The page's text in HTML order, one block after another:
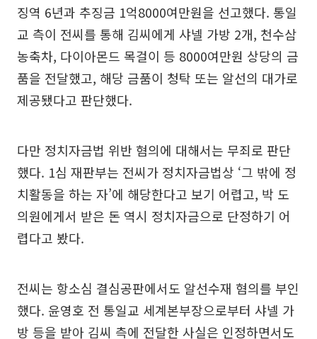
징역 6년과 추징금 1억8000여만원을 선고했다. 통일
교 측이 전씨를 통해 김씨에게 샤넬 가방 2개, 천수삼
농축차, 다이아몬드 목걸이 등 8000여만원 상당의 금
품을 전달했고, 해당 금품이 청탁 또는 알선의 대가로
제공됐다고 판단했다.
다만 정치자금법 위반 혐의에 대해서는 무죄로 판단
했다. 1심 재판부는 전씨가 정치자금법상 ‘그 밖에 정
치활동을 하는 자’에 해당한다고 보기 어렵고, 박 도
의원에게서 받은 돈 역시 정치자금으로 단정하기 어
렵다고 봤다.
전씨는 항소심 결심공판에서도 알선수재 혐의를 부인
했다. 윤영호 전 통일교 세계본부장으로부터 샤넬 가
방 등을 받아 김씨 측에 전달한 사실은 인정하면서도